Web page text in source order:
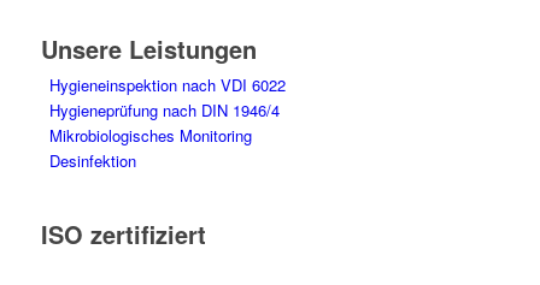
Unsere Leistungen
Hygieneinspektion nach VDI 6022
Hygieneprüfung nach DIN 1946/4
Mikrobiologisches Monitoring
Desinfektion
ISO zertifiziert